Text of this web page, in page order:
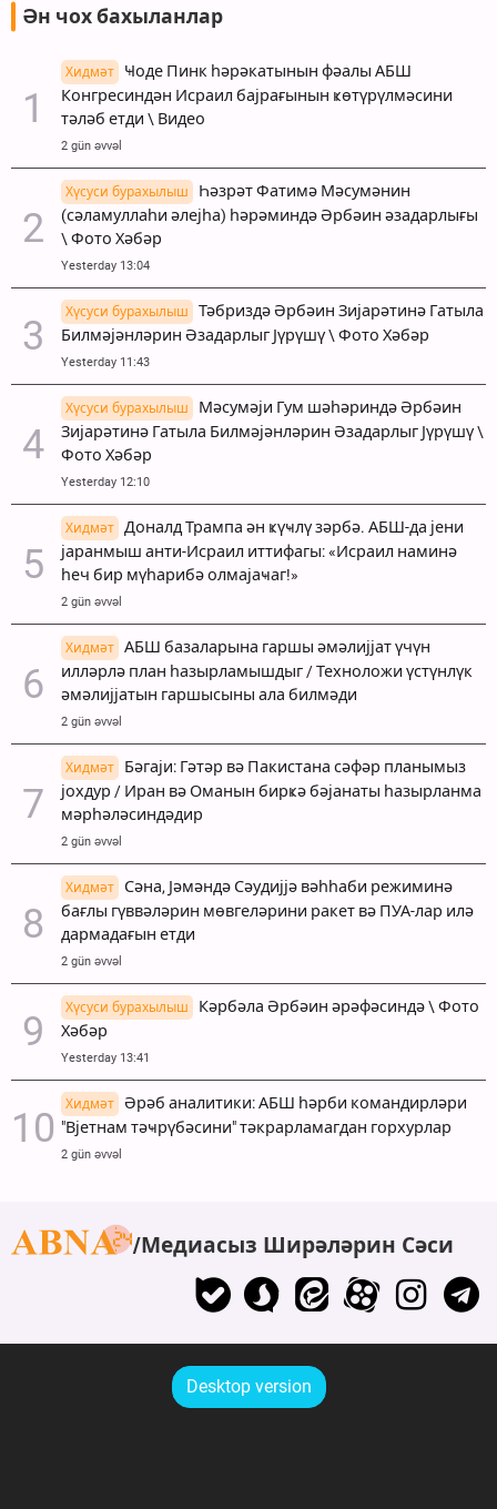
Ән чох бахыланлар
Хидмәт
Ҹоде Пинк һәрәкатынын фәалы АБШ
Конгресиндән Исраил бајрағынын ҝөтүрүлмәсини
тәләб етди \ Видео
2 gün əvvəl
Хүсуси бурахылыш
Һәзрәт Фатимә Мәсумәнин
(сәламуллаһи әлејһа) һәрәминдә Әрбәин әзадарлығы
\ Фото Хәбәр
Yesterday 13:04
Хүсуси бурахылыш
Тәбриздә Әрбәин Зијарәтинә Гатыла
Билмәјәнләрин Әзадарлыг Јүрүшү \ Фото Хәбәр
Yesterday 11:43
Хүсуси бурахылыш
Мәсумәји Гум шәһәриндә Әрбәин
Зијарәтинә Гатыла Билмәјәнләрин Әзадарлыг Јүрүшү \
Фото Хәбәр
Yesterday 12:10
Хидмәт
Доналд Трампа ән ҝүҹлү зәрбә. АБШ-да јени
јаранмыш анти-Исраил иттифагы: «Исраил наминә
һеч бир мүһарибә олмајаҹаг!»
2 gün əvvəl
Хидмәт
АБШ базаларына гаршы әмәлијјат үчүн
илләрлә план һазырламышдыг / Техноложи үстүнлүк
әмәлијјатын гаршысыны ала билмәди
2 gün əvvəl
Хидмәт
Бәгаји: Гәтәр вә Пакистана сәфәр планымыз
јохдур / Иран вә Оманын бирҝә бәјанаты һазырланма
мәрһәләсиндәдир
2 gün əvvəl
Хидмәт
Сәна, Јәмәндә Сәудијјә вәһһаби режиминә
бағлы гүввәләрин мөвгеләрини ракет вә ПУА-лар илә
дармадағын етди
2 gün əvvəl
Хүсуси бурахылыш
Кәрбәла Әрбәин әрәфәсиндә \ Фото
Хәбәр
Yesterday 13:41
Хидмәт
Әрәб аналитики: АБШ һәрби командирләри
"Вјетнам тәҹрүбәсини" тәкрарламагдан горхурлар
2 gün əvvəl
Медиасыз Ширәләрин Сәси
Desktop version